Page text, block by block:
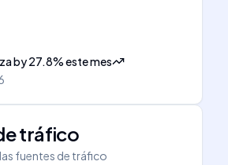
by27.8%este mes
tráfico
fuentes de tráfico